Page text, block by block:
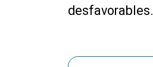
desfavorables.